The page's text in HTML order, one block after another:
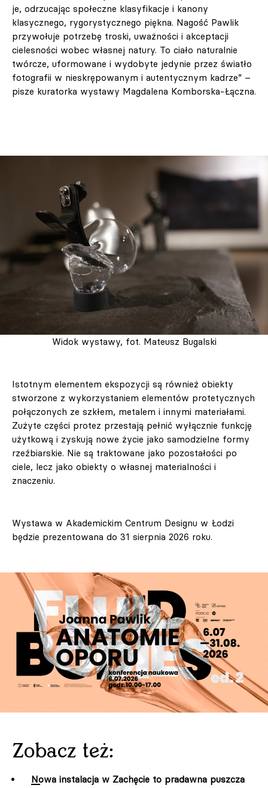
je, odrzucając społeczne klasyfikacje i kanony
klasycznego, rygorystycznego piękna. Nagość Pawlik
przywołuje potrzebę troski, uważności i akceptacji
cielesności wobec własnej natury. To ciało naturalnie
twórcze, uformowane i wydobyte jedynie przez światło
fotografii w nieskrępowanym i autentycznym kadrze” –
pisze kuratorka wystawy Magdalena Komborska-Łączna.
Widok wystawy, fot. Mateusz Bugalski
Istotnym elementem ekspozycji są również obiekty
stworzone z wykorzystaniem elementów protetycznych
połączonych ze szkłem, metalem i innymi materiałami.
Zużyte części protez przestają pełnić wyłącznie funkcję
użytkową i zyskują nowe życie jako samodzielne formy
rzeźbiarskie. Nie są traktowane jako pozostałości po
ciele, lecz jako obiekty o własnej materialności i
znaczeniu.
Wystawa w Akademickim Centrum Designu w Łodzi
będzie prezentowana do 31 sierpnia 2026 roku.
Zobacz też:
Nowa instalacja w Zachęcie to pradawna puszcza